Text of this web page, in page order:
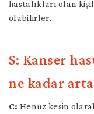
hastalıkları olan
olabilirler.
S: Kanser
ne kadar
C: Henüz kesin